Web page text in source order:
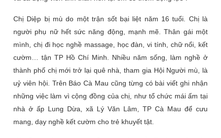
Chị Diệp bị mù do một trận sốt bại liệt năm 16 tuổi. Chị là
người phụ nữ hết sức năng động, mạnh mẽ. Thân gái một
mình, chị đi học nghề massage, học đàn, vi tính, chữ nổi, kết
cườm… tận TP Hồ Chí Minh. Nhiều năm sống, làm nghề ở
thành phố chị mới trở lại quê nhà, tham gia Hội Người mù, là
uỷ viên hội. Trên Báo Cà Mau cũng từng có bài viết ghi nhận
những việc làm vì cộng đồng của chị, như tổ chức mái ấm tại
nhà ở ấp Lung Dừa, xã Lý Văn Lâm, TP Cà Mau để cưu
mang, dạy nghề kết cườm cho trẻ khuyết tật.